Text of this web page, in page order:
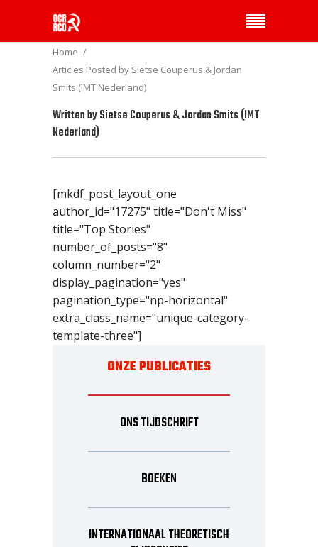
Home
Articles Posted by Sietse Couperus & Jordan
Smits (IMT Nederland)
Written bySietse Couperus & Jordan Smits (IMT
Nederland)
[mkdf_post_layout_one
author_id="17275" title="Don't Miss"
title="Top Stories"
number_of_posts="8"
column_number="2"
display_pagination="yes"
pagination_type="np-horizontal"
extra_class_name="unique-category-
template-three"]
ONZE PUBLICATIES
ONS TIJDSCHRIFT
BOEKEN
INTERNATIONAAL THEORETISCH